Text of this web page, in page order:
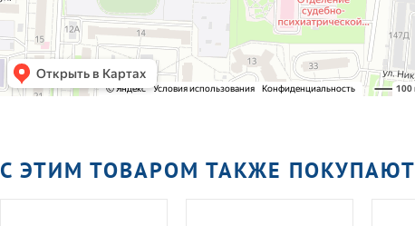
С ЭТИМ ТОВАРОМ ТАКЖЕ ПОКУПАЮТ